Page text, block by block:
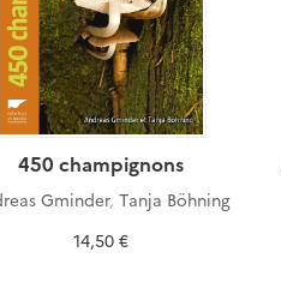
450 champignons
Gminder,Tanja Böhning
14,50 €